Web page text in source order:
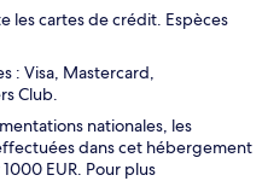
les cartes de crédit. Espèces
: Visa, Mastercard,
Club.
nationales, les
dans cet hébergement
EUR. Pour plus